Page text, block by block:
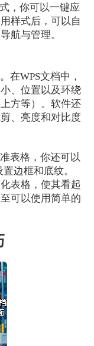
，你可以一键应
样式后，可以自
航与管理。
在WPS文档中，
、位置以及环绕
方等）。软件还
、亮度和对比度
表格，你还可以
边框和底纹。
表格，使其看起
可以使用简单的